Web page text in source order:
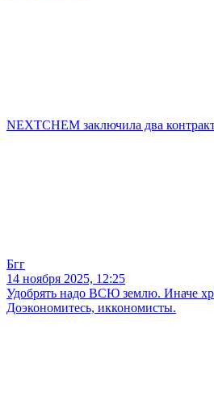
NEXTCHEM заключила два
Бгг
14 ноября 2025, 12:25
Удобрять надо ВСЮ землю. Иначе
Доэкономитесь, иккономисты.